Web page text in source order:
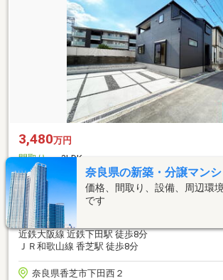
3,480万円
間取り
3LDK
建物面積
107.64m2 32.56坪
土地面積 164.39m249.72坪
総戸数
1戸
近鉄大阪線 二上駅 徒歩18分
近鉄大阪線 近鉄下田駅 徒歩8分
ＪＲ和歌山線 香芝駅 徒歩8分
奈良県香芝市下田西２
奈良県の新築・分譲マン
価格、間取り、設備、周辺環
です